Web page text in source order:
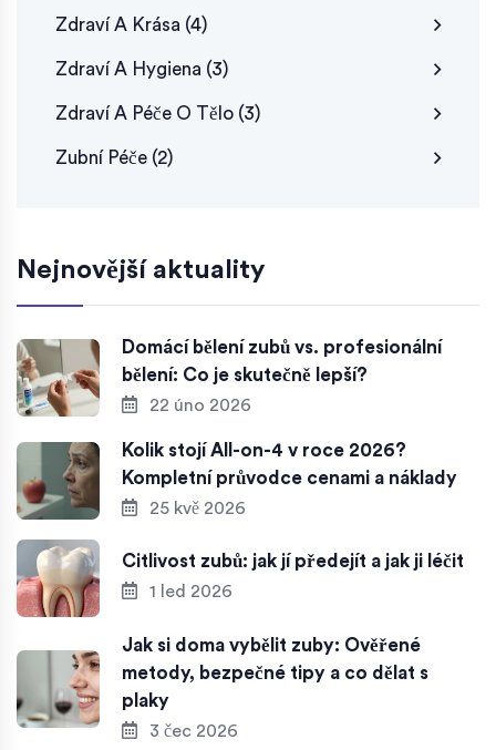
Zdraví A Krása (4)
Zdraví A Hygiena (3)
Zdraví A Péče O Tělo (3)
Zubní Péče (2)
Nejnovější aktuality
Domácí bělení zubů vs. profesionální
bělení: Co je skutečně lepší?
22 úno 2026
Kolik stojí All-on-4 v roce 2026?
Kompletní průvodce cenami a náklady
25 kvě 2026
Citlivost zubů: jak jí předejít a jak ji léčit
1 led 2026
Jak si doma vybělit zuby: Ověřené
metody, bezpečné tipy a co dělat s
plaky
3 čec 2026